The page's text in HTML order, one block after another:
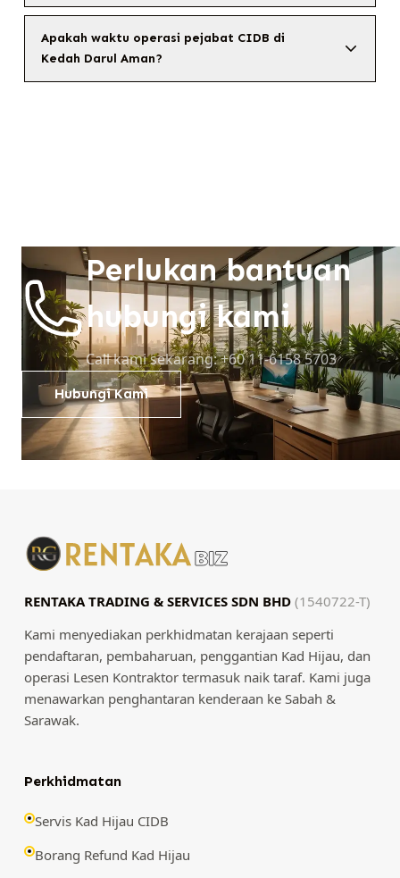
Apakah waktu operasi pejabat CIDB di
Kedah Darul Aman?
Perlukan bantuan
hubungi kami
Call kami sekarang: +60 11-6158 5703
Hubungi Kami
RENTAKA TRADING & SERVICES SDN BHD (1540722-T)
Kami menyediakan perkhidmatan kerajaan seperti
pendaftaran, pembaharuan, penggantian Kad Hijau, dan
operasi Lesen Kontraktor termasuk naik taraf. Kami juga
menawarkan penghantaran kenderaan ke Sabah &
Sarawak.
Perkhidmatan
Servis Kad Hijau CIDB
Borang Refund Kad Hijau